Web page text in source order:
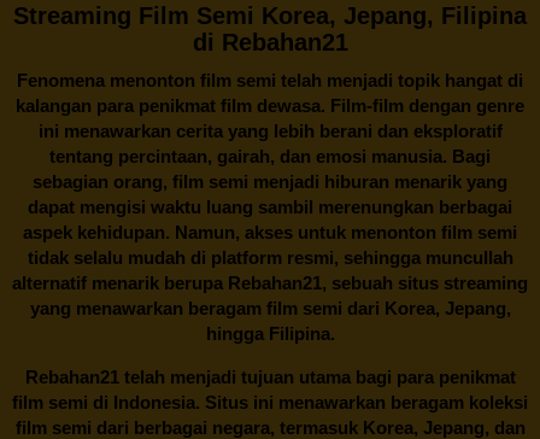
Streaming Film Semi Korea, Jepang, Filipina
di Rebahan21
Fenomena menonton film semi telah menjadi topik hangat di
kalangan para penikmat film dewasa. Film-film dengan genre
ini menawarkan cerita yang lebih berani dan eksploratif
tentang percintaan, gairah, dan emosi manusia. Bagi
sebagian orang, film semi menjadi hiburan menarik yang
dapat mengisi waktu luang sambil merenungkan berbagai
aspek kehidupan. Namun, akses untuk menonton film semi
tidak selalu mudah di platform resmi, sehingga muncullah
alternatif menarik berupa Rebahan21, sebuah situs streaming
yang menawarkan beragam film semi dari Korea, Jepang,
hingga Filipina.
Rebahan21telah menjadi tujuan utama bagi para penikmat
film semi di Indonesia. Situs ini menawarkan beragam koleksi
film semi dari berbagai negara, termasuk Korea, Jepang, dan